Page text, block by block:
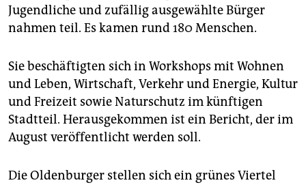
Jugendliche und zufällig ausgewählte Bürger
nahmen teil. Es kamen rund 180 Menschen.
Sie beschäftigten sich in Workshops mit Wohnen
und Leben, Wirtschaft, Verkehr und Energie, Kultur
und Freizeit sowie Naturschutz im künftigen
Stadtteil. Herausgekommen ist ein Bericht, der im
August veröffentlicht werden soll.
Die Oldenburger stellen sich ein grünes Viertel